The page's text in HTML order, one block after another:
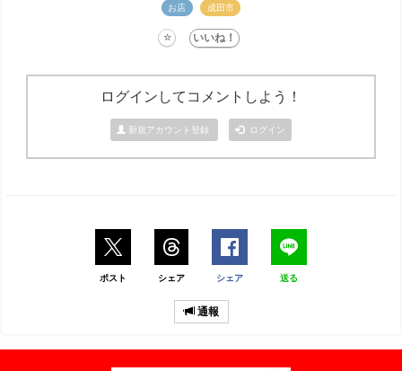
お店 成田市
ログインしてコメントしよう！
新規アカウント登録 ログイン
ポスト シェア シェア 送る
通報